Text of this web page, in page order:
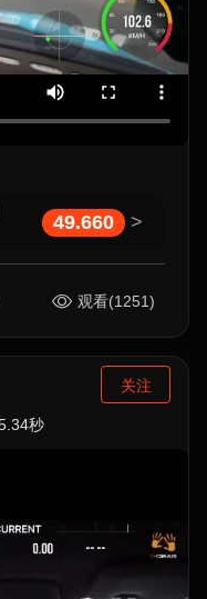
49.660 >
观看(1251)
关注
秒